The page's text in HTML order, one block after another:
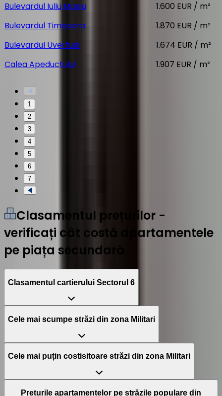
Bulevardul Iuliu Maniu
1.600 EUR / m²
Bulevardul Timișoara
1.870 EUR / m²
Bulevardul Uverturii
1.674 EUR / m²
Calea Apeductului
1.907 EUR / m²
1
2
3
4
5
6
7
Clasamentul prețurilor -
verificați cât costă apartamentele
pe piața secundară
Clasamentul cartierului Sectorul 6
Cele mai scumpe străzi din zona Militari
Cele mai puțin costisitoare străzi din zona Militari
Prețurile apartamentelor pe străzile populare din